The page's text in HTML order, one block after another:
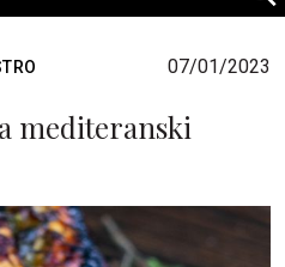
07/01/2023
mediteranski